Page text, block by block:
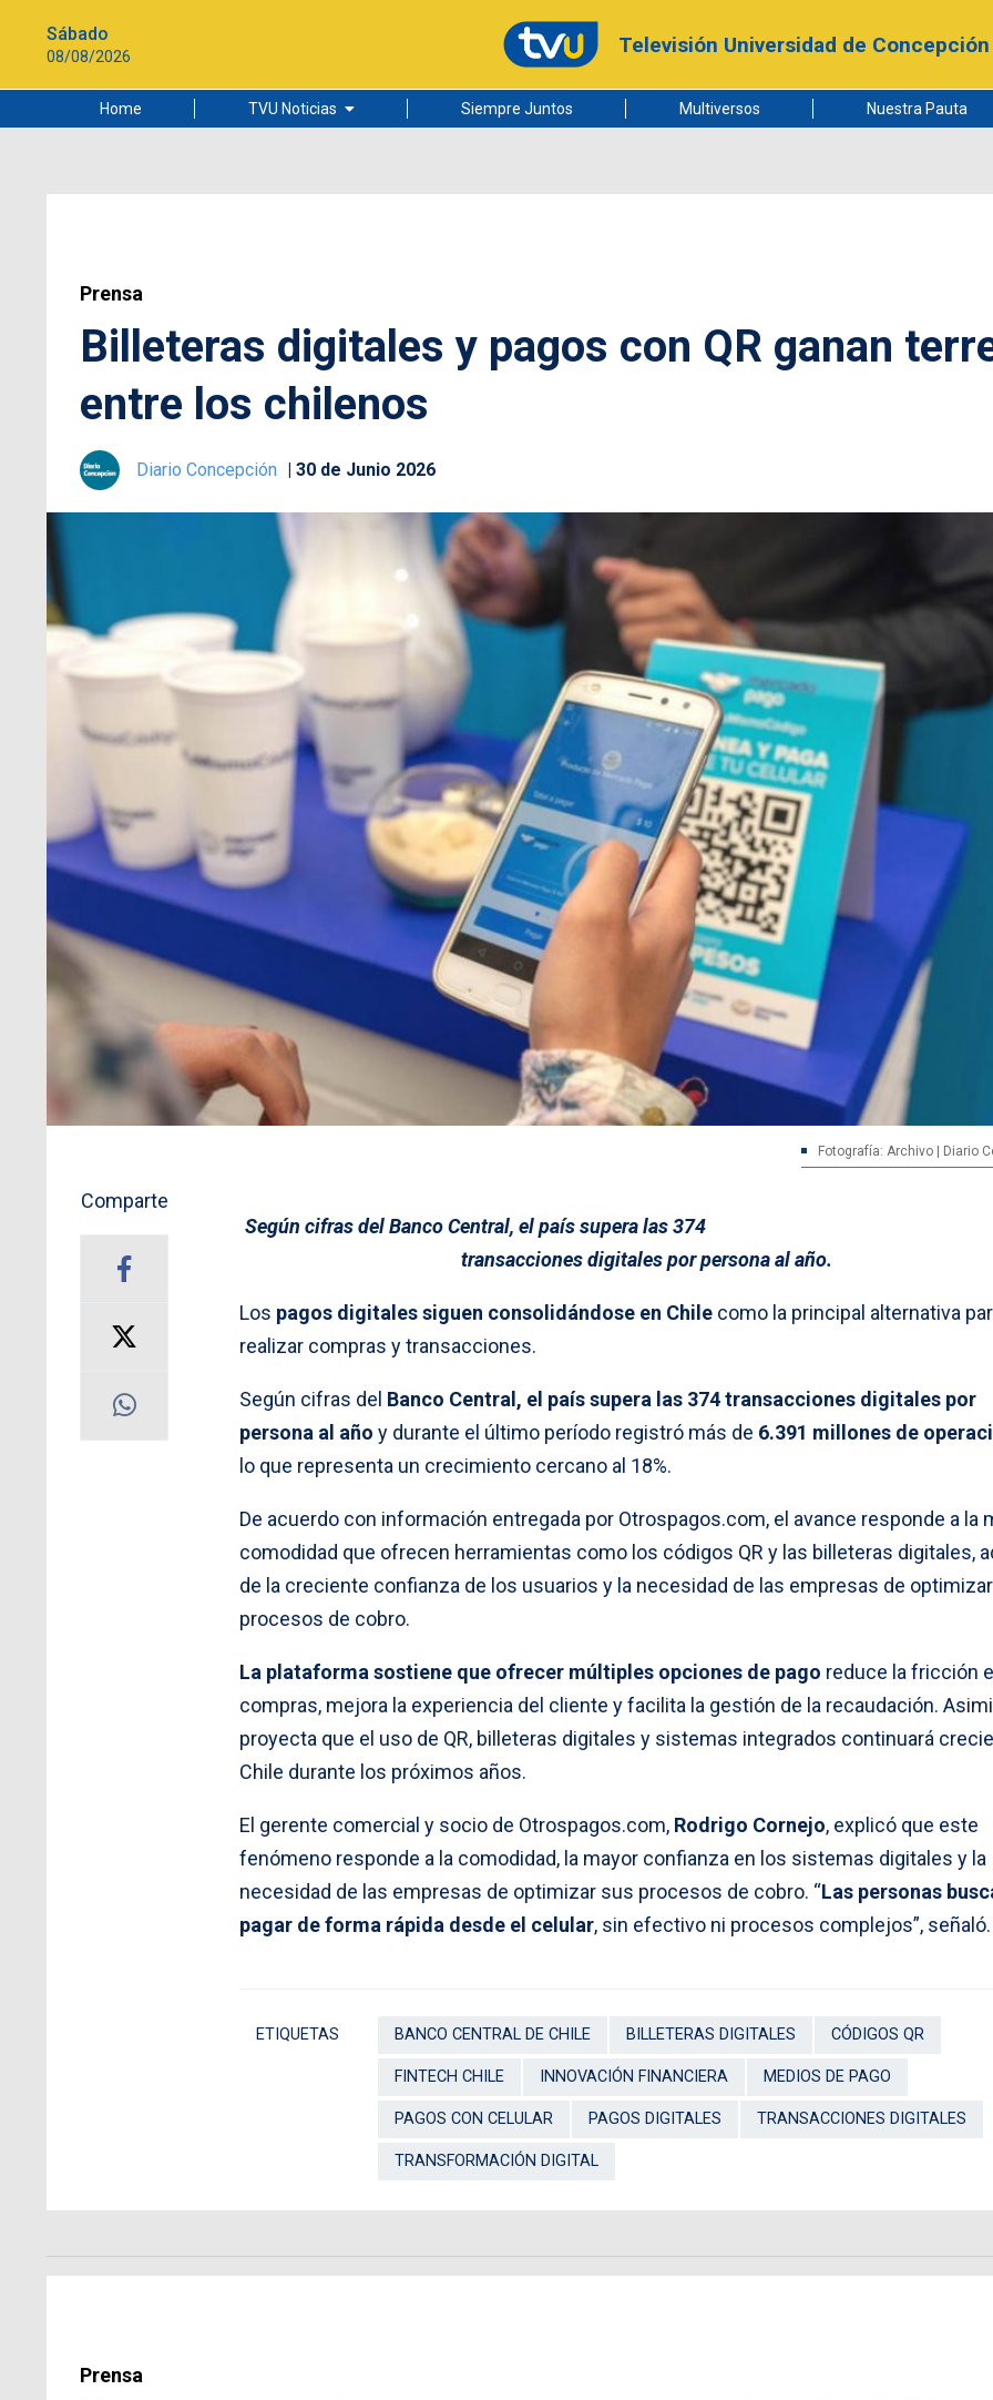
Sábado
08/08/2026 Televisión Universidad de Concepción
Home TVU Noticias
Ciudad
Siempre Juntos Multiversos Nuestra Pauta
Prensa
Billeteras digitales y pagos con QR ganan
entre los chilenos
Diario Concepción 30 de Junio 2026
Fotografía: Archivo | Diario
Comparte
Según cifras del Banco Central, el país supera las 374
transacciones digitales por persona al año.
Los pagos digitales siguen consolidándose en Chile como la principal alternativa
realizar compras y transacciones.
Según cifras del Banco Central, el país supera las 374 transacciones digitales por
persona al año y durante el último período registró más de 6.391 millones de
lo que representa un crecimiento cercano al 18%.
De acuerdo con información entregada por Otrospagos.com, el avance responde a la
comodidad que ofrecen herramientas como los códigos QR y las billeteras digitales,
de la creciente confianza de los usuarios y la necesidad de las empresas de
procesos de cobro.
La plataforma sostiene que ofrecer múltiples opciones de pago reduce la fricción
compras, mejora la experiencia del cliente y facilita la gestión de la recaudación.
proyecta que el uso de QR, billeteras digitales y sistemas integrados continuará
Chile durante los próximos años.
El gerente comercial y socio de Otrospagos.com, Rodrigo Cornejo, explicó que este
fenómeno responde a la comodidad, la mayor confianza en los sistemas digitales y la
necesidad de las empresas de optimizar sus procesos de cobro. “Las personas
pagar de forma rápida desde el celular, sin efectivo ni procesos complejos”, señaló.
ETIQUETAS BANCO CENTRAL DE CHILE BILLETERAS DIGITALES CÓDIGOS QR
FINTECH CHILE INNOVACIÓN FINANCIERA MEDIOS DE PAGO
PAGOS CON CELULAR PAGOS DIGITALES TRANSACCIONES DIGITALES
TRANSFORMACIÓN DIGITAL
Prensa